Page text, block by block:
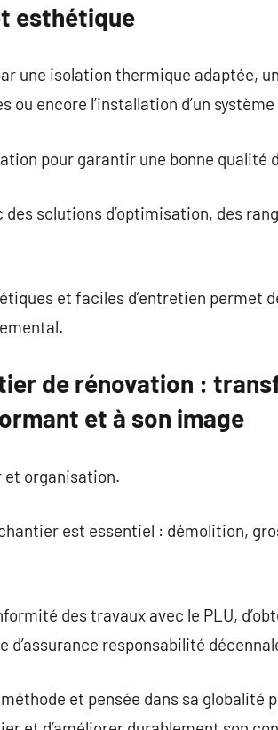
esthétique
une isolation thermique adaptée,
encore l’installation d’un
pour garantir une bonne qualité
solutions d’optimisation, des
et faciles d’entretien permet
de rénovation :
et à son image
et organisation.
est essentiel : démolition,
des travaux avec le PLU,
d’assurance responsabilité
et pensée dans sa globalité